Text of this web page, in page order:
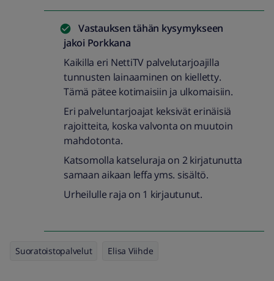
Vastauksen tähän kysymykseen
jakoi Porkkana
Kaikilla eri NettiTV palvelutarjoajilla
tunnusten lainaaminen on kielletty.
Tämä pätee kotimaisiin ja ulkomaisiin.
Eri palveluntarjoajat keksivät erinäisiä
rajoitteita, koska valvonta on muutoin
mahdotonta.
Katsomolla katseluraja on 2 kirjatunutta
samaan aikaan leffa yms. sisältö.
Urheilulle raja on 1 kirjautunut.
Suoratoistopalvelut Elisa Viihde